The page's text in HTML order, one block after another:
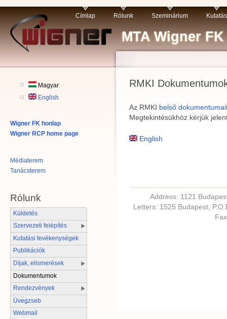
MTA Wigner
Címlap Rólunk Szeminárium Kutatás
Magyar
English
Wigner FK honlap
Wigner RCP home page
Médiaterem
Tanácsterem
Rólunk
Küldetés
Szervezeti felépítés
Kutatási tevékenységek
Publikációk
Díjak, elismerések
Dokumentumok
Rendezvények
Üvegzseb
Webmail
RMKI
Az RMKI belső
Megtekintésükhöz kérjük
English
Address: 1121
Letters: 1525 Budapest,